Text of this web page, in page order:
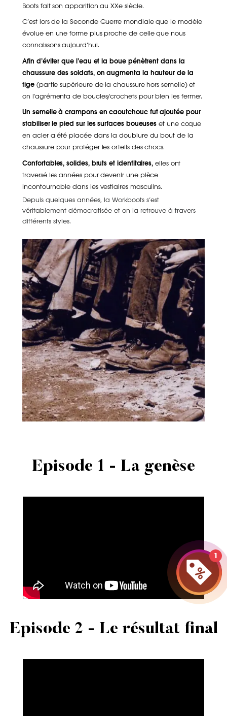
Boots fait son apparition au XXe siècle.
C’est lors de la Seconde Guerre mondiale que le modèle
évolue en une forme plus proche de celle que nous
connaissons aujourd’hui.
Afin d’éviter que l’eau et la boue pénètrent dans la
chaussure des soldats, on augmenta la hauteur de la
tige(partie supérieure de la chaussure hors semelle) et
on l'agrémenta de boucles/crochets pour bien les fermer.
Un semelle à crampons en caoutchouc fut ajoutée pour
stabiliser le pied sur les surfaces boueuses et une coque
en acier a été placée dans la doublure du bout de la
chaussure pour protéger les orteils des chocs.
Confortables, solides, bruts et identitaires, elles ont
traversé les années pour devenir une pièce
incontournable dans les vestiaires masculins.
Depuis quelques années, la Workboots s’est
véritablement démocratisée et on la retrouve à travers
différents styles.
Episode 1 - La genèse
Episode 2 - Le résultat final
1